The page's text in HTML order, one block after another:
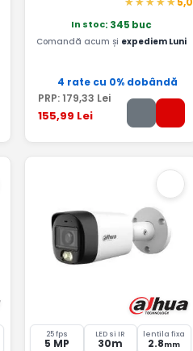
In stoc: 345 buc
Comandă acum și expediem Luni
4 rate cu 0% dobândă
PRP: 179,33 Lei
155,99 Lei
25 fps
5 MP
LED si IR
30m
lentila fixa
2.8mm